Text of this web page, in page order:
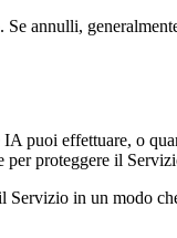
annulli,
effettuare, o
per proteggere il
in un modo